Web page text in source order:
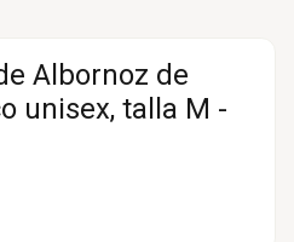
Albornoz de
unisex, talla M -